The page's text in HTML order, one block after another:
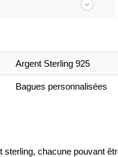
Argent Sterling 925
Bagues personnalisées
chacune pouvant